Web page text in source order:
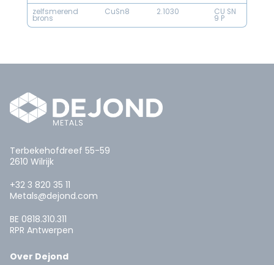
zelfsmerend
brons
CuSn8 2.1030 CU SN
9 P
Terbekehofdreef 55-59
2610 Wilrijk
+32 3 820 35 11
Metals@dejond.com
BE 0818.310.311
RPR Antwerpen
Over Dejond